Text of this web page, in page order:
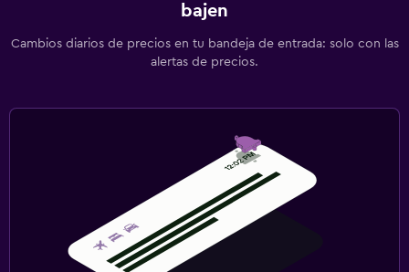
bajen
Cambios diarios de precios en tu bandeja de entrada: solo con las
alertas de precios.